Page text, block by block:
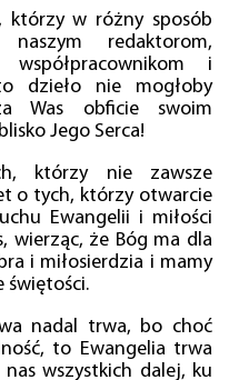
którzy w różny sposób
redaktorom,
współpracownikom i
dzieło nie mogłoby
Was obficie swoim
Jego Serca!
którzy nie zawsze
o tych, którzy otwarcie
Ewangelii i miłości
wierząc, że Bóg ma dla
i miłosierdzia i mamy
świętości.
nadal trwa, bo choć
to Ewangelia trwa
wszystkich dalej, ku